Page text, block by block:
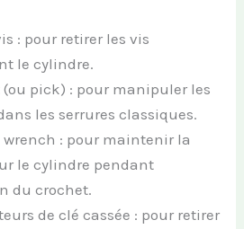
: pour retirer les vis
le cylindre.
(ou pick) : pour manipuler les
les serrures classiques.
wrench : pour maintenir la
le cylindre pendant
du crochet.
de clé cassée : pour retirer